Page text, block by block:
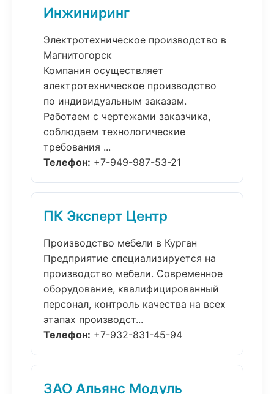
Инжиниринг
Электротехническое производство в
Магнитогорск
Компания осуществляет
электротехническое производство
по индивидуальным заказам.
Работаем с чертежами заказчика,
соблюдаем технологические
требования ...
Телефон: +7-949-987-53-21
ПК Эксперт Центр
Производство мебели в Курган
Предприятие специализируется на
производство мебели. Современное
оборудование, квалифицированный
персонал, контроль качества на всех
этапах производст...
Телефон: +7-932-831-45-94
ЗАО Альянс Модуль